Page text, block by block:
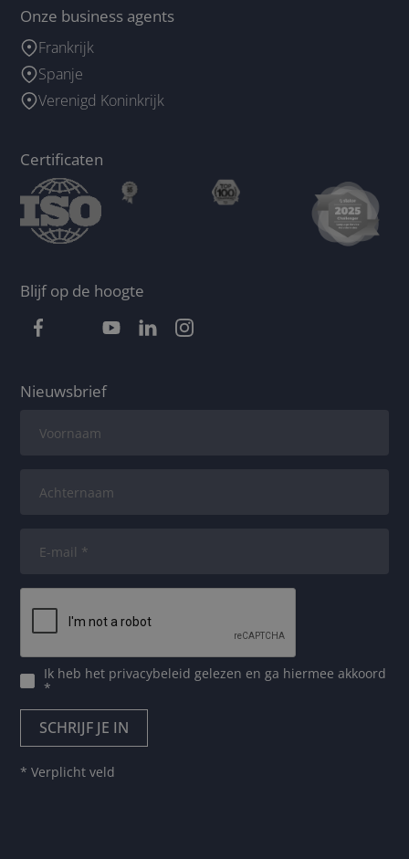
Onze business agents
Frankrijk
Spanje
Verenigd Koninkrijk
Certificaten
Blijf op de hoogte
Nieuwsbrief
Ik heb het privacybeleid gelezen en ga hiermee akkoord
*
* Verplicht veld